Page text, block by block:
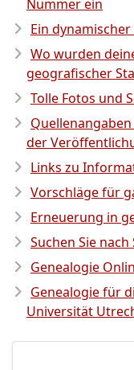
Nummer ein
Ein
Wo wurden
geografischer
Tolle Fotos und
der
Links zu
Vorschläge für
Erneuerung in
Suchen Sie
Genealogie
Genealogie für
Universität